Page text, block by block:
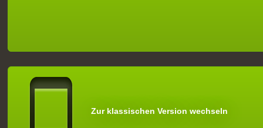
Zur klassischen Version wechseln